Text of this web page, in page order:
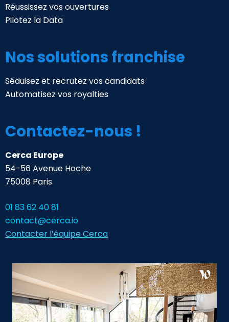
Réussissez vos ouvertures
Pilotez la Data
Nos solutions franchise
Séduisez et recrutez vos candidats
Automatisez vos royalties
Contactez-nous !
Cerca Europe
54-56 Avenue Hoche
75008 Paris
01 83 62 40 81
contact@cerca.io
Contacter l’équipe Cerca